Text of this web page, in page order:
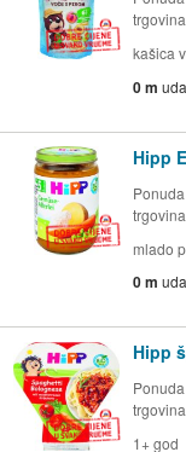
kašica
0 m
Hipp
mlado
0 m
Hipp
1+ god